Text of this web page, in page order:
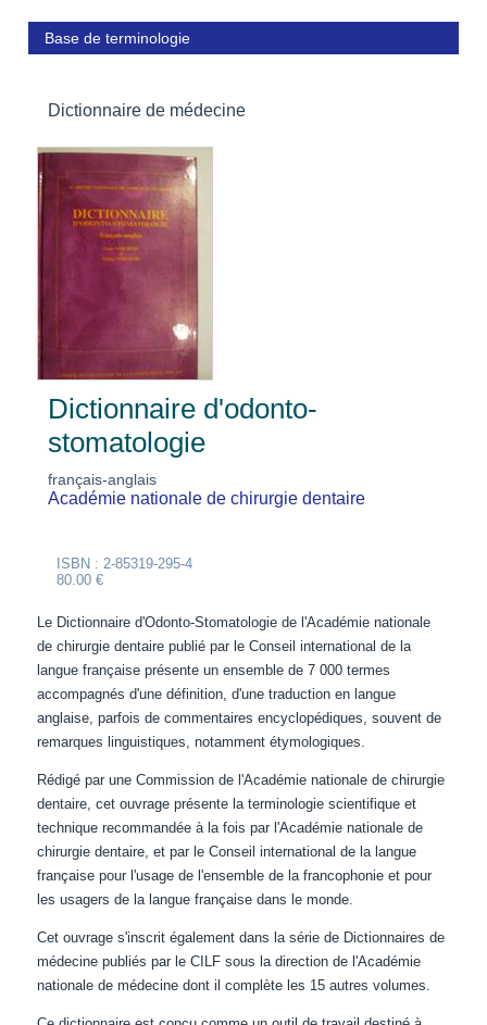
Base de terminologie
Dictionnaire de médecine
Dictionnaire d'odonto-
stomatologie
français-anglais
Académie nationale de chirurgie dentaire
ISBN : 2-85319-295-4
80.00 €
Le Dictionnaire d'Odonto-Stomatologie de l'Académie nationale
de chirurgie dentaire publié par le Conseil international de la
langue française présente un ensemble de 7 000 termes
accompagnés d'une définition, d'une traduction en langue
anglaise, parfois de commentaires encyclopédiques, souvent de
remarques linguistiques, notamment étymologiques.
Rédigé par une Commission de l'Académie nationale de chirurgie
dentaire, cet ouvrage présente la terminologie scientifique et
technique recommandée à la fois par l'Académie nationale de
chirurgie dentaire, et par le Conseil international de la langue
française pour l'usage de l'ensemble de la francophonie et pour
les usagers de la langue française dans le monde.
Cet ouvrage s'inscrit également dans la série de Dictionnaires de
médecine publiés par le CILF sous la direction de l'Académie
nationale de médecine dont il complète les 15 autres volumes.